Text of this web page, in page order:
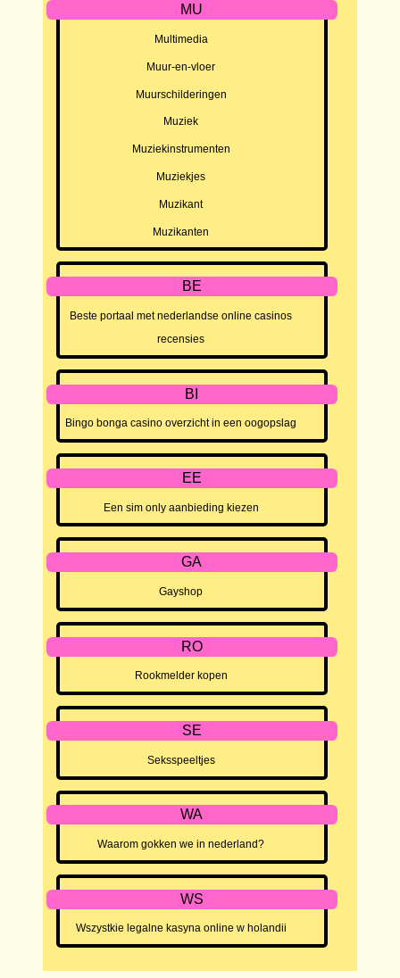
MU
Multimedia
Muur-en-vloer
Muurschilderingen
Muziek
Muziekinstrumenten
Muziekjes
Muzikant
Muzikanten
BE
Beste portaal met nederlandse online casinos
recensies
BI
Bingo bonga casino overzicht in een oogopslag
EE
Een sim only aanbieding kiezen
GA
Gayshop
RO
Rookmelder kopen
SE
Seksspeeltjes
WA
Waarom gokken we in nederland?
WS
Wszystkie legalne kasyna online w holandii